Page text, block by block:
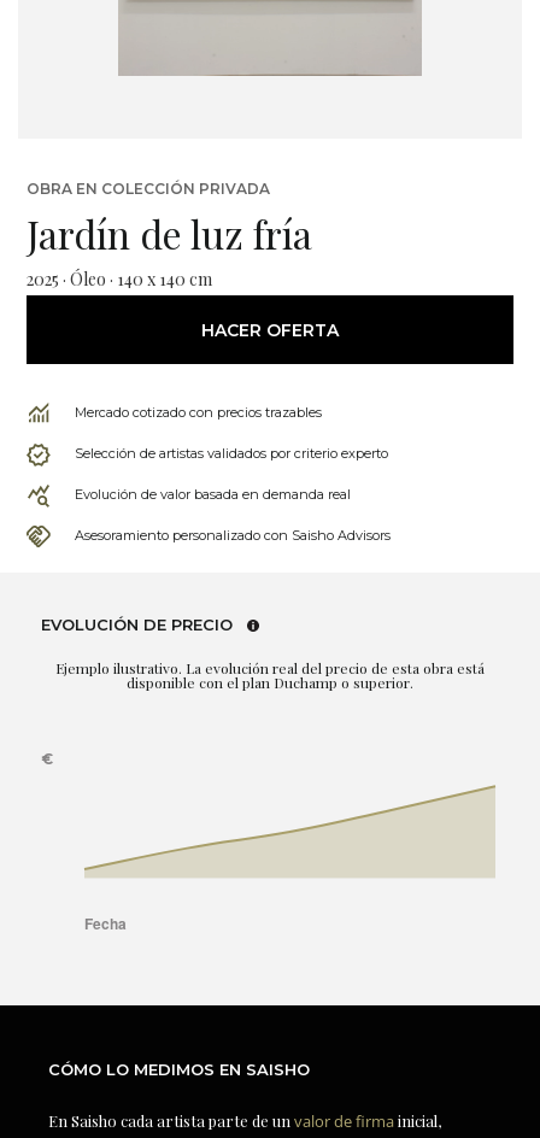
OBRA EN COLECCIÓN PRIVADA
Jardín de luz fría
2025 · Óleo · 140 x 140 cm
HACER OFERTA
Mercado cotizado con precios trazables
Selección de artistas validados por criterio experto
Evolución de valor basada en demanda real
Asesoramiento personalizado con Saisho Advisors
EVOLUCIÓN DE PRECIO
Ejemplo ilustrativo. La evolución real del precio de esta obra está
disponible con el plan Duchamp o superior.
CÓMO LO MEDIMOS EN SAISHO
En Saisho cada artista parte de un valor de firmainicial,